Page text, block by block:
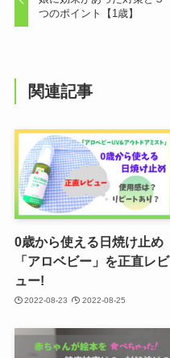
つのポイント【1歳】
関連記事
0歳から使える日焼け止め
「アロベビー」を正直レビ
ュー!
2022-08-23 2022-08-25